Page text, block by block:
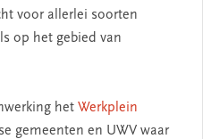
voor allerlei soorten
op het gebied van
het Werkplein
gemeenten en UWV waar